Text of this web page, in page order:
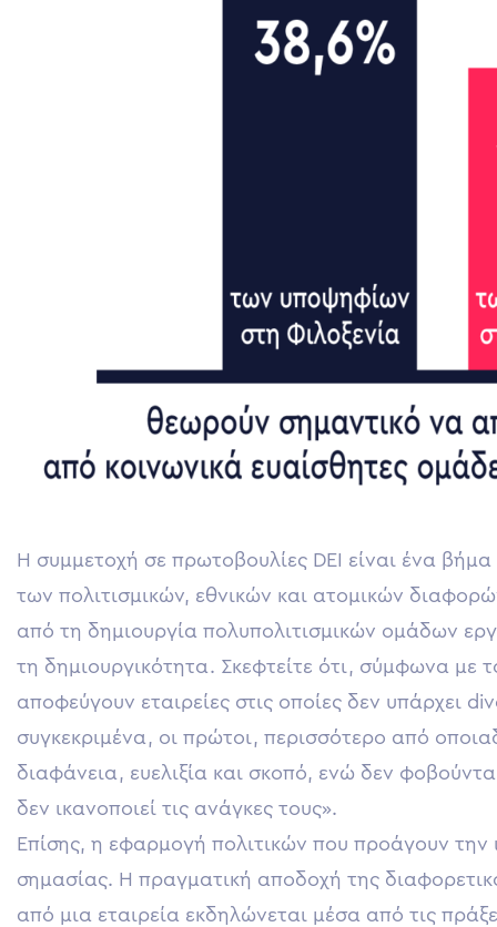
Η συμμετοχή σε πρωτοβουλίες DEI είναι ένα
των πολιτισμικών, εθνικών και ατομικών
από τη δημιουργία πολυπολιτισμικών ομάδων
τη δημιουργικότητα. Σκεφτείτε ότι, σύμφωνα με
αποφεύγουν εταιρείες στις οποίες δεν υπάρχει
συγκεκριμένα, οι πρώτοι, περισσότερο από
διαφάνεια, ευελιξία και σκοπό, ενώ δεν
δεν ικανοποιεί τις ανάγκες τους».
Επίσης, η εφαρμογή πολιτικών που προάγουν την
σημασίας. Η πραγματική αποδοχή της
από μια εταιρεία εκδηλώνεται μέσα από τις